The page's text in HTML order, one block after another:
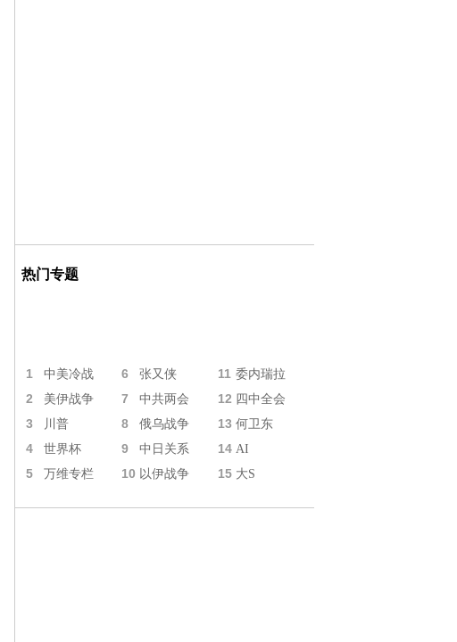
热门专题
1 中美冷战 6 张又侠 11 委内瑞拉
2 美伊战争 7 中共两会 12 四中全会
3 川普 8 俄乌战争 13 何卫东
4 世界杯 9 中日关系 14 AI
5 万维专栏 10 以伊战争 15 大S